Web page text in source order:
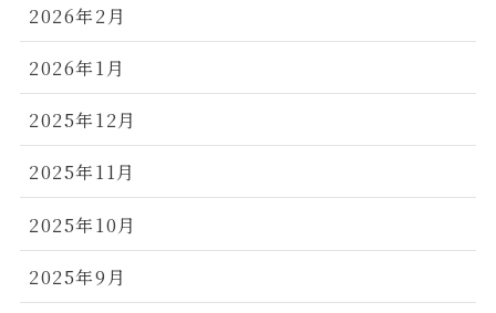
2026年2月
2026年1月
2025年12月
2025年11月
2025年10月
2025年9月